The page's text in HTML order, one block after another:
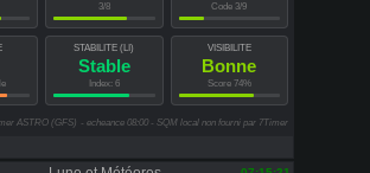
3/8 Code 3/9
STABILITE (LI)
Stable
Index: 6
VISIBILITE
Bonne
Score 74%
ASTRO (GFS) - echeance 08:00 - SQM local non fourni par 7Timer